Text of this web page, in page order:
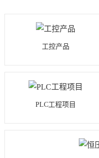
工控产品
PLC工程项目